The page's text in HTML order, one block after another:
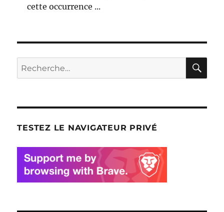
cette occurrence ...
Recherche
pour
TESTEZ LE NAVIGATEUR PRIVÉ